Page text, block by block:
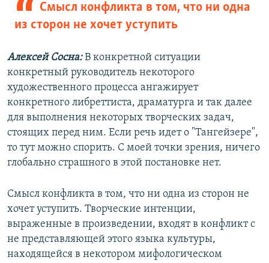
Смысл конфликта в том, что ни одна
из сторон не хочет уступить
Алексей Сосна:В конкретной ситуации
конкретный руководитель некоторого
художественного процесса ангажирует
конкретного либреттиста, драматурга и так далее
для выполнения некоторых творческих задач,
стоящих перед ним. Если речь идет о "Тангейзере",
то тут можно спорить. С моей точки зрения, ничего
глобально страшного в этой постановке нет.
Смысл конфликта в том, что ни одна из сторон не
хочет уступить. Творческие интенции,
выраженные в произведении, входят в конфликт с
не представляющей этого языка культуры,
находящейся в некотором мифологическом